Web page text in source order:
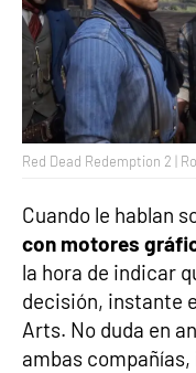
Red Dead Redemption 2 |
Cuando le hablan
con motores
la hora de indicar
decisión, instante
Arts. No duda en
ambas